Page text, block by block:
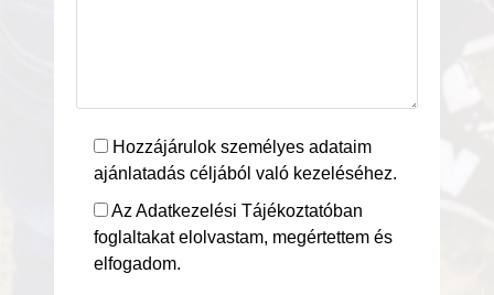
Hozzájárulok személyes adataim
ajánlatadás céljából való kezeléséhez.
Az Adatkezelési Tájékoztatóban
foglaltakat elolvastam, megértettem és
elfogadom.